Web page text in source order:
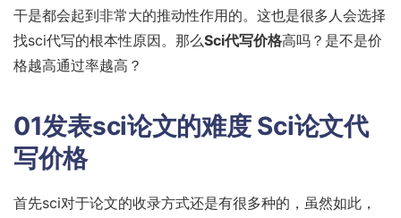
干是都会起到非常大的推动性作用的。这也是很多人会选择
找sci代写的根本性原因。那么Sci代写价格高吗？是不是价
格越高通过率越高？
01发表sci论文的难度 Sci论文代
写价格
首先sci对于论文的收录方式还是有很多种的，虽然如此，